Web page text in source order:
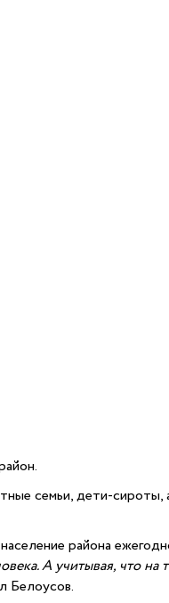
семьи, дети-
района
А учитывая, что на
Белоусов.